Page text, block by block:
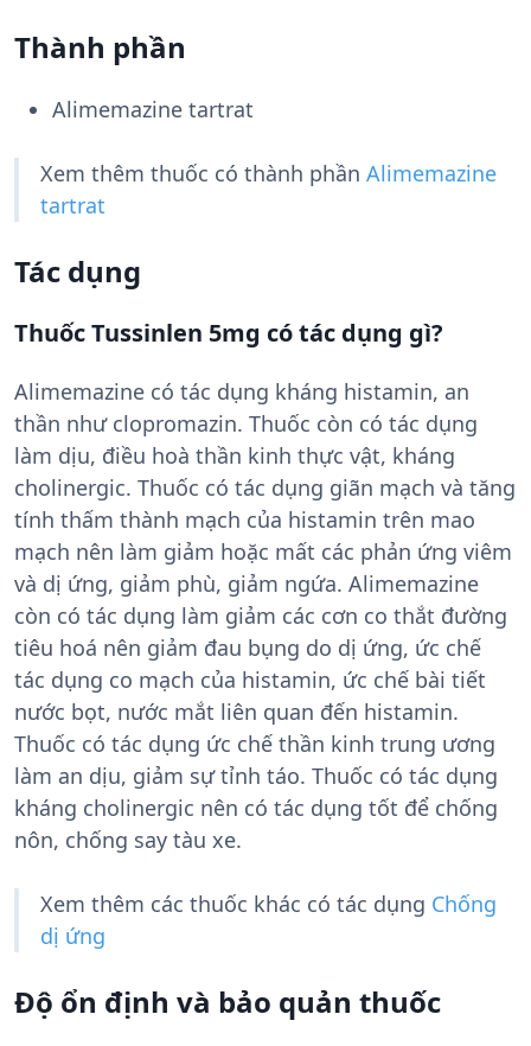
Thành phần
Alimemazine tartrat
Xem thêm thuốc có thành phần Alimemazine
tartrat
Tác dụng
Thuốc Tussinlen 5mg có tác dụng gì?
Alimemazine có tác dụng kháng histamin, an
thần như clopromazin. Thuốc còn có tác dụng
làm dịu, điều hoà thần kinh thực vật, kháng
cholinergic. Thuốc có tác dụng giãn mạch và tăng
tính thấm thành mạch của histamin trên mao
mạch nên làm giảm hoặc mất các phản ứng viêm
và dị ứng, giảm phù, giảm ngứa. Alimemazine
còn có tác dụng làm giảm các cơn co thắt đường
tiêu hoá nên giảm đau bụng do dị ứng, ức chế
tác dụng co mạch của histamin, ức chế bài tiết
nước bọt, nước mắt liên quan đến histamin.
Thuốc có tác dụng ức chế thần kinh trung ương
làm an dịu, giảm sự tỉnh táo. Thuốc có tác dụng
kháng cholinergic nên có tác dụng tốt để chống
nôn, chống say tàu xe.
Xem thêm các thuốc khác có tác dụng Chống
dị ứng
Độ ổn định và bảo quản thuốc